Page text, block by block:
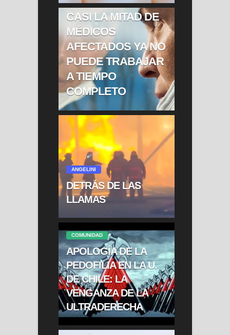
CASI LA MITAD DE
MÉDICOS
AFECTADOS YA NO
PUEDE TRABAJAR
A TIEMPO
COMPLETO
ANGELINI
DETRÁS DE LAS
LLAMAS
COMUNIDAD
APOLOGÍA DE LA
PEDOFILIA EN LA U.
DE CHILE: LA
VENGANZA DE LA
ULTRADERECHA